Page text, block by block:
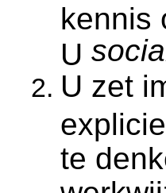
kennis
U
U zet
te